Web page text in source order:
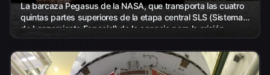
La barcaza Pegasus de la NASA, que transporta las cuatro
quintas partes superiores de la etapa central SLS (Sistema
de Lanzamiento Espacial) de la agencia para la misión
Artemis III, llega a la NASA...